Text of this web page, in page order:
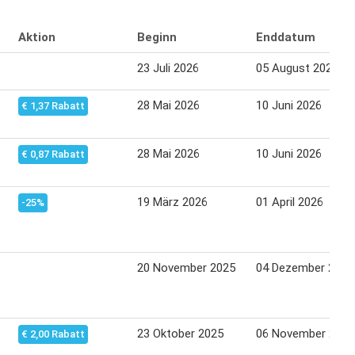
Aktion Beginn Enddatum
23 Juli 2026 05 August 2026
€ 1,37 Rabatt 28 Mai 2026 10 Juni 2026
€ 0,87 Rabatt 28 Mai 2026 10 Juni 2026
-25% 19 März 2026 01 April 2026
20 November 2025 04 Dezember 2025
€ 2,00 Rabatt 23 Oktober 2025 06 November 2025